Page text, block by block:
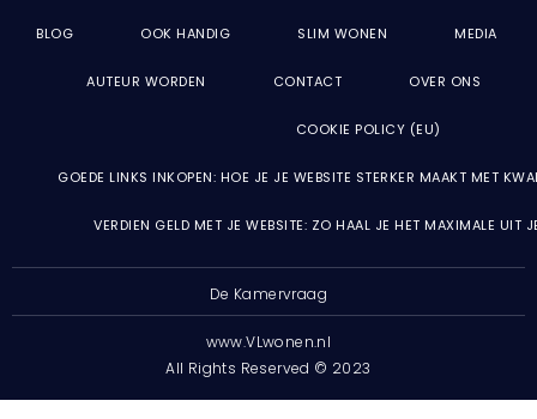
BLOG OOK HANDIG SLIM WONEN MEDIA
AUTEUR WORDEN CONTACT OVER ONS
COOKIE POLICY (EU)
GOEDE LINKS INKOPEN: HOE JE JE WEBSITE STERKER MAAKT MET
VERDIEN GELD MET JE WEBSITE: ZO HAAL JE HET MAXIMALE UIT
De Kamervraag
www.VLwonen.nl
All Rights Reserved © 2023